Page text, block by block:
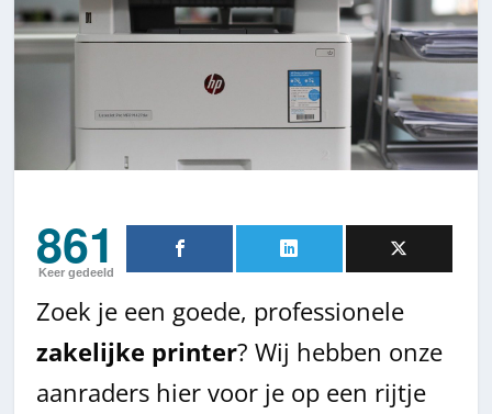
861
Keer gedeeld
Zoek je een goede, professionele
zakelijke printer? Wij hebben onze
aanraders hier voor je op een rijtje